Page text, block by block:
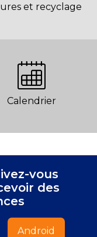
et recyclage
Calendrier
vous
des
Android